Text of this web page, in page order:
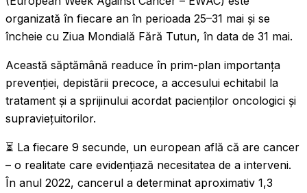
organizată în fiecare an în perioada 25–31 mai și se
încheie cu Ziua Mondială Fără Tutun, în data de 31 mai.
Această săptămână readuce în prim-plan importanța
prevenției, depistării precoce, a accesului echitabil la
tratament și a sprijinului acordat pacienților oncologici și
supraviețuitorilor.
⏳ La fiecare 9 secunde, un european află că are cancer
– o realitate care evidențiază necesitatea de a interveni.
În anul 2022, cancerul a determinat aproximativ 1,3